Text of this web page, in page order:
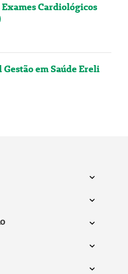
Cardiológicos
em Saúde Ereli